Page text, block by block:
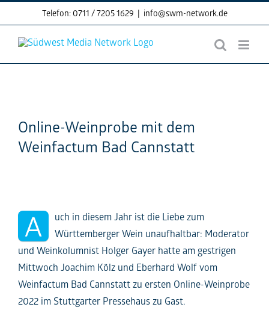
to
content
Telefon: 0711 / 7205 1629 | info@swm-network.de
Online-Weinprobe mit dem
Weinfactum Bad Cannstatt
A
uch in diesem Jahr ist die Liebe zum
Württemberger Wein unaufhaltbar: Moderator
und Weinkolumnist Holger Gayer hatte am gestrigen
Mittwoch Joachim Kölz und Eberhard Wolf vom
Weinfactum Bad Cannstatt zu ersten Online-Weinprobe
2022 im Stuttgarter Pressehaus zu Gast.